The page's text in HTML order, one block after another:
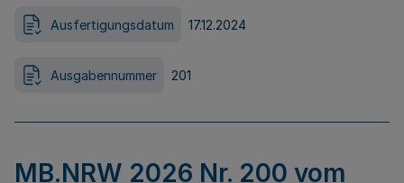
Ausfertigungsdatum 17.12.2024
Ausgabennummer 201
MB.NRW 2026 Nr. 200 vom